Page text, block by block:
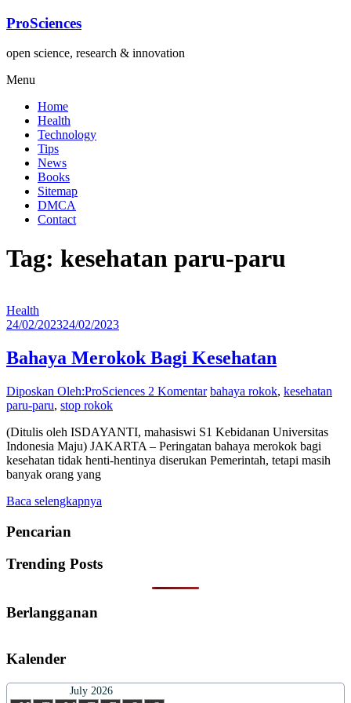
Lompat
konten
ProSciences
open science, research & innovation
Menu
Home
Health
Technology
Tips
News
Books
Sitemap
DMCA
Contact
Tag: kesehatan paru-paru
Health
24/02/202324/02/2023
Bahaya Merokok Bagi Kesehatan
Diposkan Oleh:ProSciences 2 Komentar bahaya rokok, kesehatan
paru-paru, stop rokok
(Ditulis oleh ISDAYANTI, mahasiswi S1 Kebidanan Universitas
Indonesia Maju) JAKARTA – Peringatan bahaya merokok bagi
kesehatan tidak henti-hentinya diserukan Pemerintah, tetapi masih
banyak orang yang
Baca selengkapnya
Pencarian
Trending Posts
Berlangganan
Kalender
July 2026